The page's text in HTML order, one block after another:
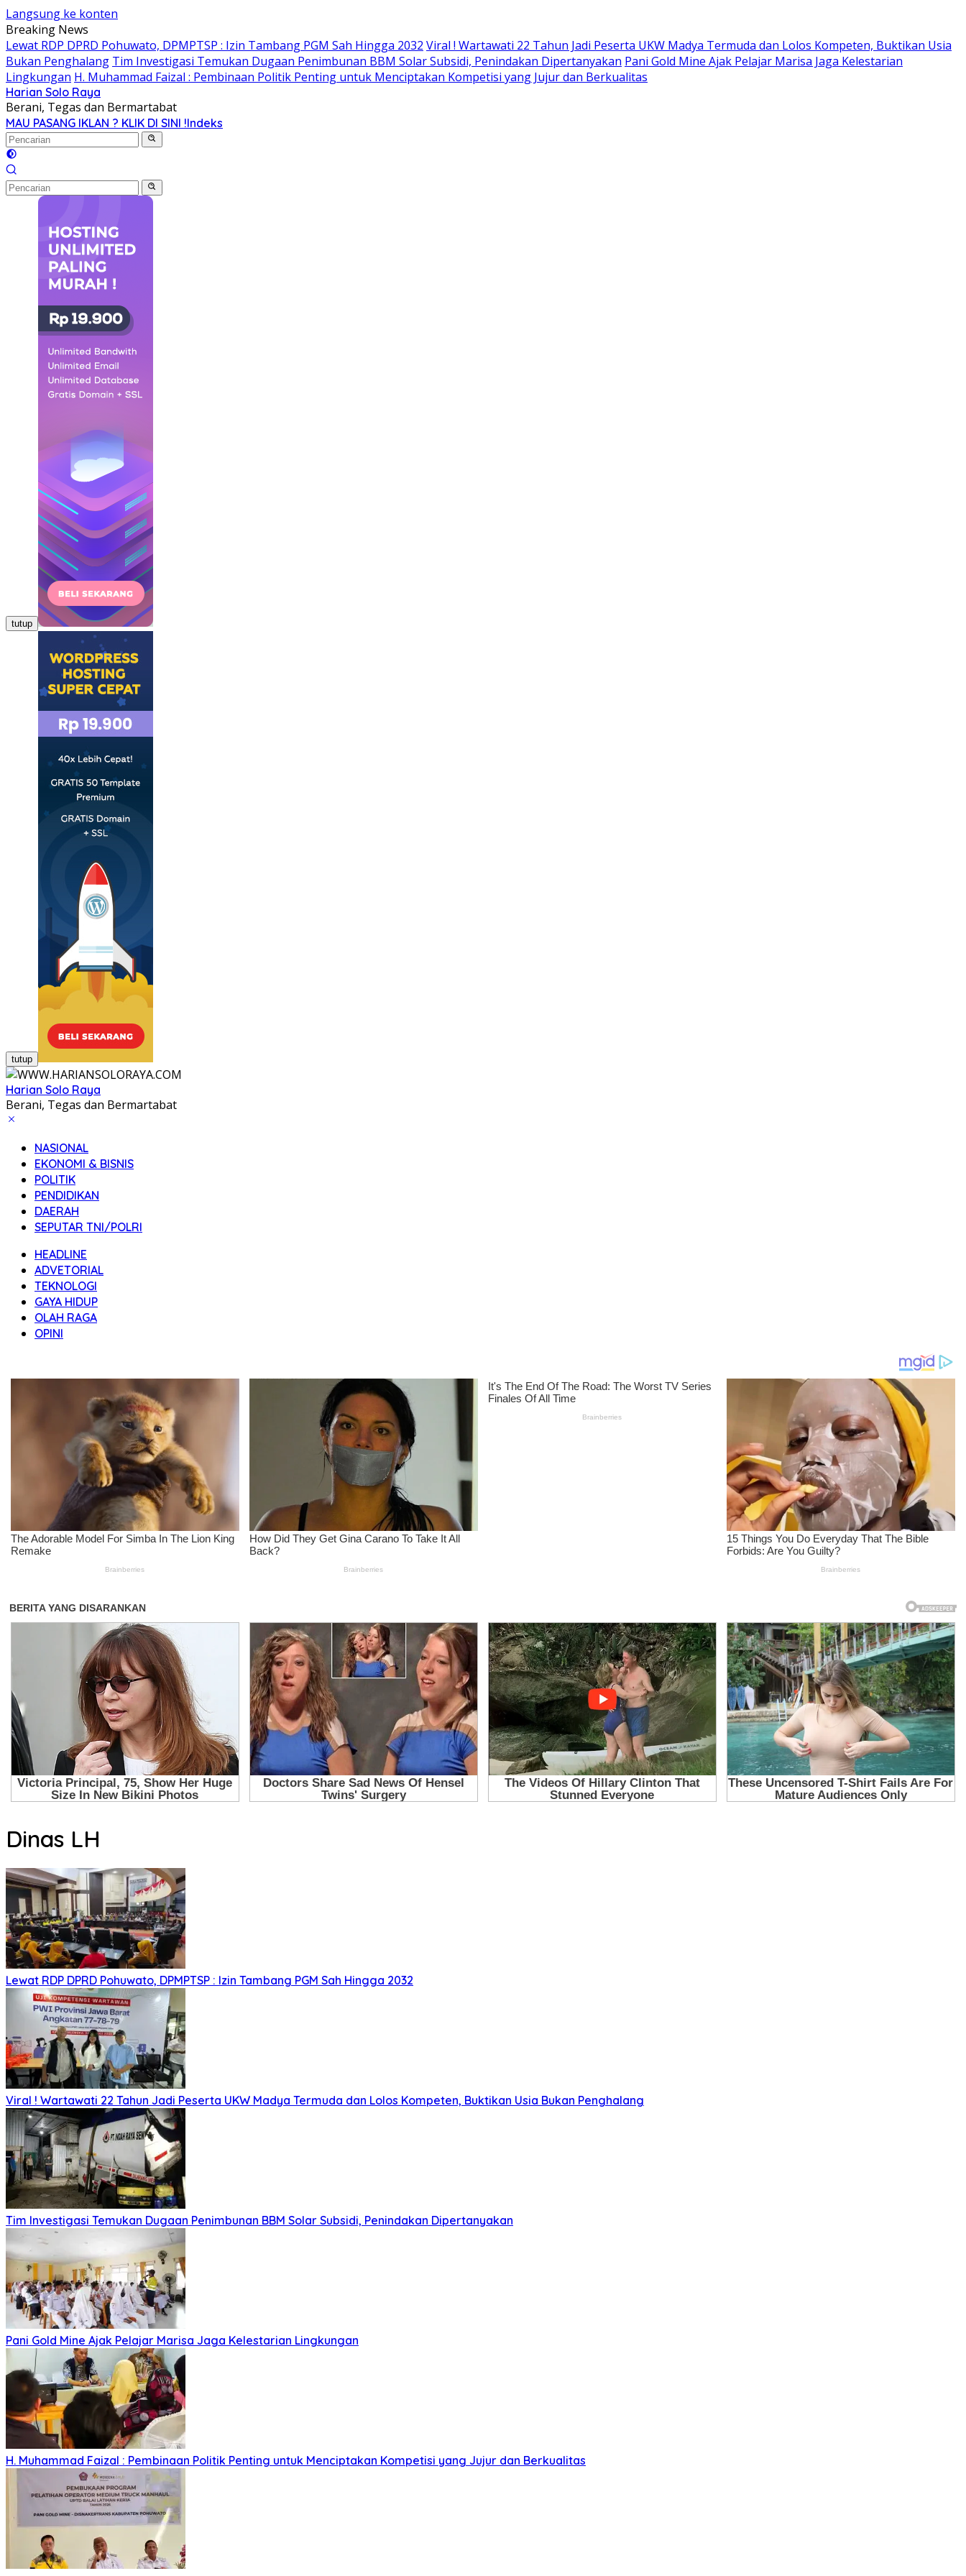
Langsung ke konten
Breaking News
Lewat RDP DPRD Pohuwato, DPMPTSP : Izin Tambang PGM Sah Hingga 2032 Viral ! Wartawati 22 Tahun Jadi Peserta UKW Madya Termuda dan Lolos Kompeten, Buktikan Usia
Bukan Penghalang Tim Investigasi Temukan Dugaan Penimbunan BBM Solar Subsidi, Penindakan Dipertanyakan Pani Gold Mine Ajak Pelajar Marisa Jaga Kelestarian
Lingkungan H. Muhammad Faizal : Pembinaan Politik Penting untuk Menciptakan Kompetisi yang Jujur dan Berkualitas
Harian Solo Raya
Berani, Tegas dan Bermartabat
MAU PASANG IKLAN ? KLIK DI SINI !Indeks
tutup
tutup
Harian Solo Raya
Berani, Tegas dan Bermartabat
NASIONAL
EKONOMI & BISNIS
POLITIK
PENDIDIKAN
DAERAH
SEPUTAR TNI/POLRI
HEADLINE
ADVETORIAL
TEKNOLOGI
GAYA HIDUP
OLAH RAGA
OPINI
Dinas LH
Lewat RDP DPRD Pohuwato, DPMPTSP : Izin Tambang PGM Sah Hingga 2032
Viral ! Wartawati 22 Tahun Jadi Peserta UKW Madya Termuda dan Lolos Kompeten, Buktikan Usia Bukan Penghalang
Tim Investigasi Temukan Dugaan Penimbunan BBM Solar Subsidi, Penindakan Dipertanyakan
Pani Gold Mine Ajak Pelajar Marisa Jaga Kelestarian Lingkungan
H. Muhammad Faizal : Pembinaan Politik Penting untuk Menciptakan Kompetisi yang Jujur dan Berkualitas